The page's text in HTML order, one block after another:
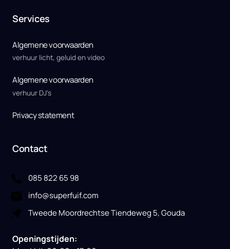
Services
Algemene voorwaarden
verhuur licht, geluid en video
Algemene voorwaarden
verhuur DJ's
Privacy statement
Contact
085 822 65 98
info@superfuif.com
Tweede Moordrechtse Tiendeweg 5, Gouda
Openingstijden: